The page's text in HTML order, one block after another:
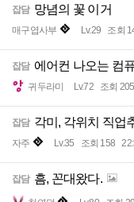
잡담 망념의 꽃 이거
매구엽사부 Lv.29 조회
잡담 에어컨 나오는 컴
귀두라미 Lv.72 조회 205
잡담 각미, 각위치 직업
자주 Lv.35 조회 158
잡담 흠, 꼰대왔다.